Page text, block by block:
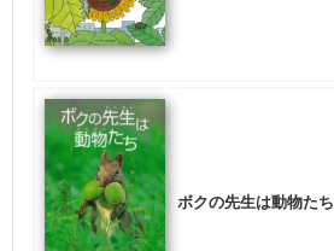
ボクの先生は動物たち